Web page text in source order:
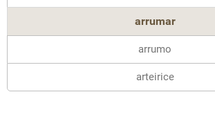
arrumar
arrumo
arteirice